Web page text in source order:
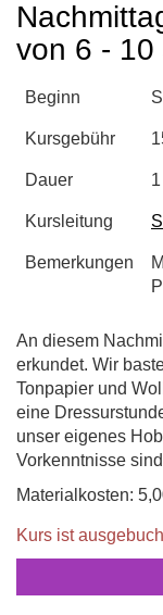
von 6 - 10
Beginn
Kursgebühr
Dauer
Kursleitung
Bemerkungen
An diesem
erkundet. Wir
Tonpapier und
eine
unser eigenes
Vorkenntnisse
Materialkosten:
Kurs ist